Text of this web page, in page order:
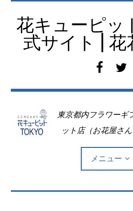
花キューピッ
式サイト | 花
f
c
b
o
k
i
t
東京都内フラワーギ
ット店（お花屋さ
メニュー